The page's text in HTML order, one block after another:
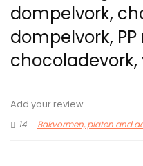
dompelvork,
dompelvork,
chocoladevork,
Add your review
14
Bakvormen, platen and